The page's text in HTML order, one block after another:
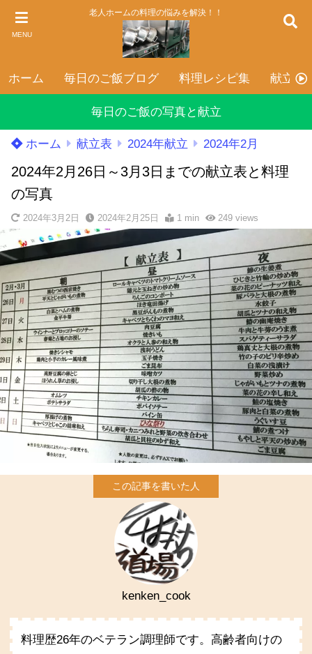
MENU
老人ホームの料理の悩みを解決！！
ホーム 毎日のご飯ブログ 料理レシピ集 献立表
毎日のご飯の写真と献立
ホーム 献立表 2024年献立 2024年2月
2024年2月26日～3月3日までの献立表と料理
の写真
2024年3月2日 2024年2月25日 1 min 249views
kenken_cook
料理歴26年のベテラン調理師です。高齢者向けの